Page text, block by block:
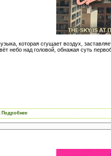
которая сгущает воздух,
небо над головой, обнажая суть
Подробнее